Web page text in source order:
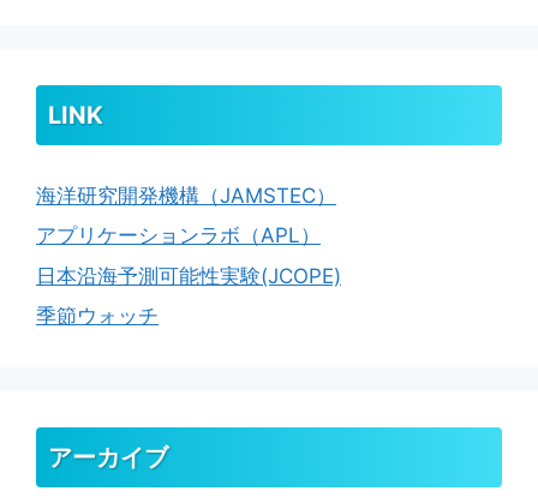
LINK
海洋研究開発機構（JAMSTEC）
アプリケーションラボ（APL）
日本沿海予測可能性実験(JCOPE)
季節ウォッチ
アーカイブ